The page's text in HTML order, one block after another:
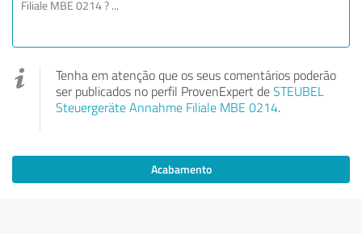
Tenha em atenção que os seus comentários poderão
ser publicados no perfil ProvenExpert deSTEUBEL
Steuergeräte Annahme Filiale MBE 0214.
Acabamento